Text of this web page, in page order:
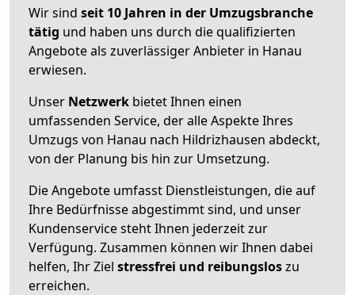
Wir sind seit 10 Jahren in der Umzugsbranche
tätig und haben uns durch die qualifizierten
Angebote als zuverlässiger Anbieter in Hanau
erwiesen.
Unser Netzwerk bietet Ihnen einen
umfassenden Service, der alle Aspekte Ihres
Umzugs von Hanau nach Hildrizhausen abdeckt,
von der Planung bis hin zur Umsetzung.
Die Angebote umfasst Dienstleistungen, die auf
Ihre Bedürfnisse abgestimmt sind, und unser
Kundenservice steht Ihnen jederzeit zur
Verfügung. Zusammen können wir Ihnen dabei
helfen, Ihr Ziel stressfrei und reibungsloszu
erreichen.